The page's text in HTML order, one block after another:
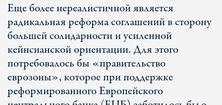
Еще более нереалистичной является
радикальная реформа соглашений в сторону
большей солидарности и усиленной
кейнсианской ориентации. Для этого
потребовалось бы «правительство
еврозоны», которое при поддержке
реформированного Европейского